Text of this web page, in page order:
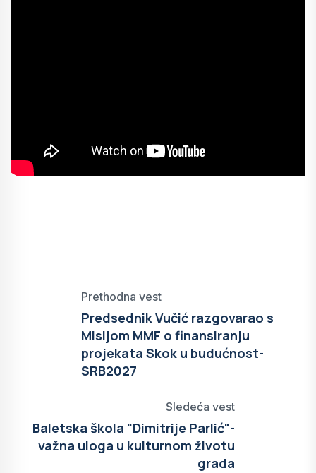
Prethodna vest
Predsednik Vučić razgovarao s
Misijom MMF o finansiranju
projekata Skok u budućnost-
SRB2027
Sledeća vest
Baletska škola "Dimitrije Parlić"-
važna uloga u kulturnom životu
grada